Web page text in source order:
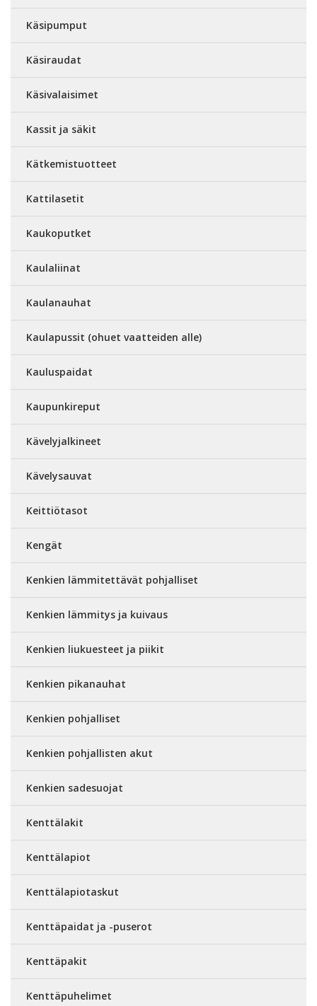
Käsipumput
Käsiraudat
Käsivalaisimet
Kassit ja säkit
Kätkemistuotteet
Kattilasetit
Kaukoputket
Kaulaliinat
Kaulanauhat
Kaulapussit (ohuet vaatteiden alle)
Kauluspaidat
Kaupunkireput
Kävelyjalkineet
Kävelysauvat
Keittiötasot
Kengät
Kenkien lämmitettävät pohjalliset
Kenkien lämmitys ja kuivaus
Kenkien liukuesteet ja piikit
Kenkien pikanauhat
Kenkien pohjalliset
Kenkien pohjallisten akut
Kenkien sadesuojat
Kenttälakit
Kenttälapiot
Kenttälapiotaskut
Kenttäpaidat ja -puserot
Kenttäpakit
Kenttäpuhelimet